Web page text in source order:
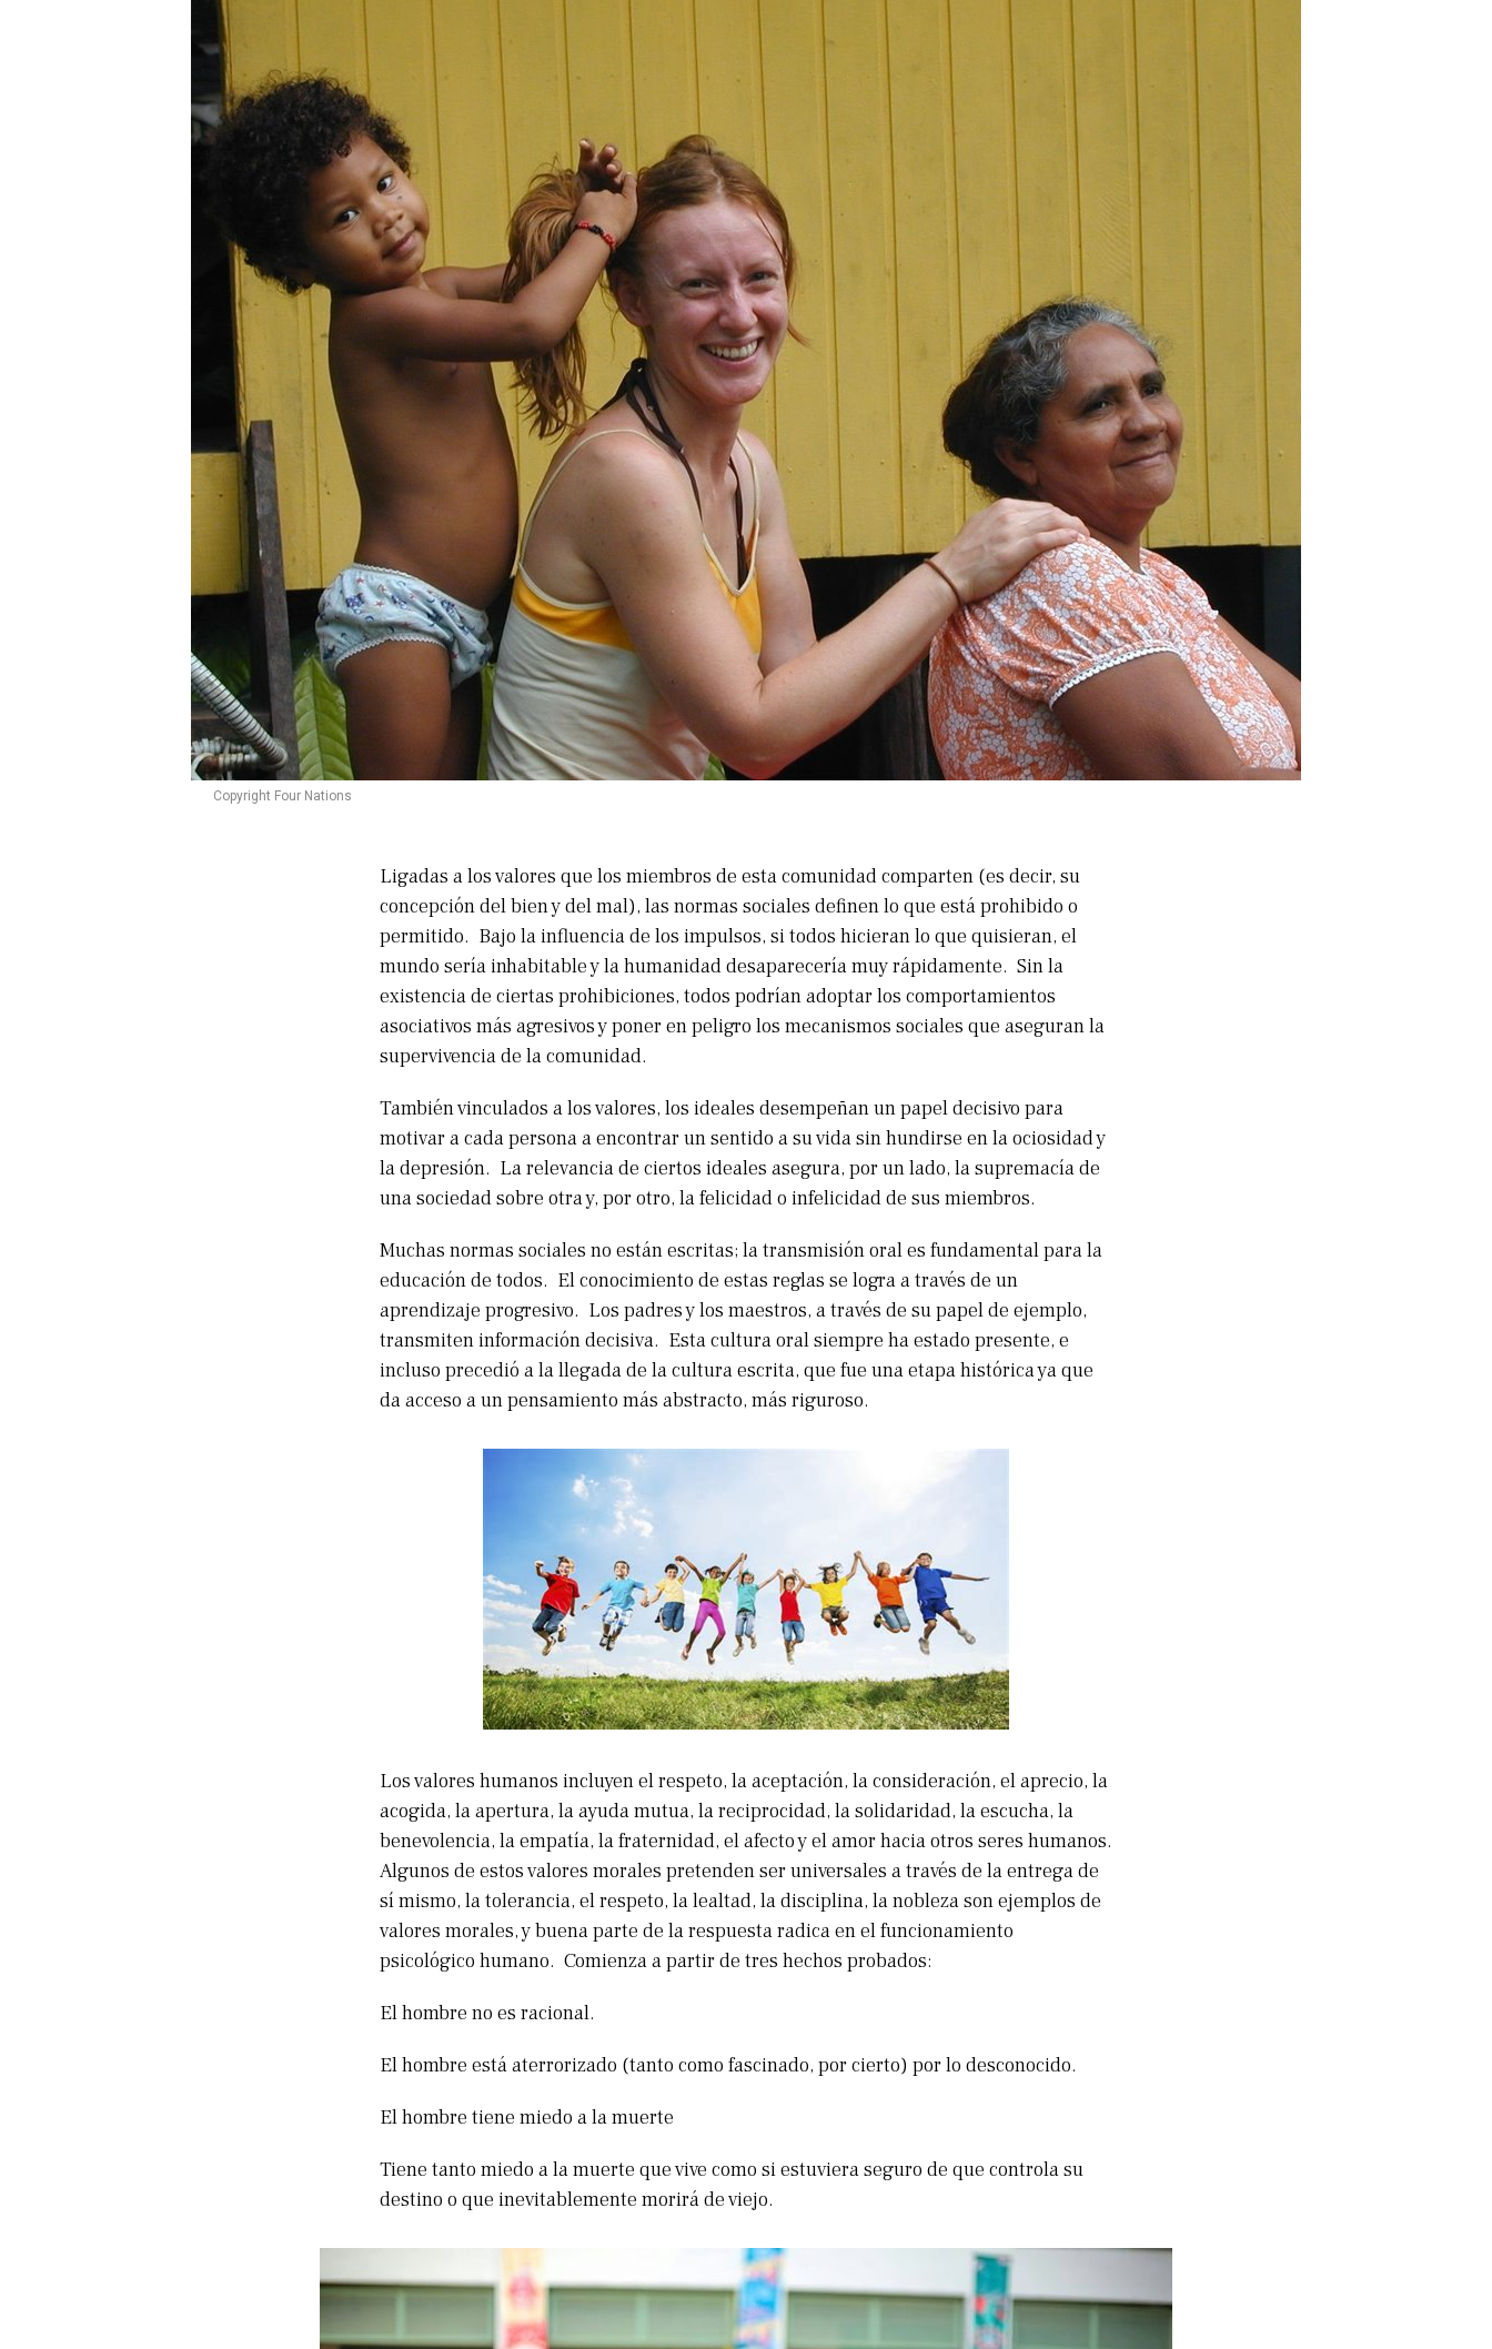
Copyright Four Nations
Ligadas a los valores que los miembros de esta comunidad comparten (es decir, su
concepción del bien y del mal), las normas sociales definen lo que está prohibido o
permitido. Bajo la influencia de los impulsos, si todos hicieran lo que quisieran, el
mundo sería inhabitable y la humanidad desaparecería muy rápidamente. Sin la
existencia de ciertas prohibiciones, todos podrían adoptar los comportamientos
asociativos más agresivos y poner en peligro los mecanismos sociales que aseguran la
supervivencia de la comunidad.
También vinculados a los valores, los ideales desempeñan un papel decisivo para
motivar a cada persona a encontrar un sentido a su vida sin hundirse en la ociosidad y
la depresión. La relevancia de ciertos ideales asegura, por un lado, la supremacía de
una sociedad sobre otra y, por otro, la felicidad o infelicidad de sus miembros.
Muchas normas sociales no están escritas; la transmisión oral es fundamental para la
educación de todos. El conocimiento de estas reglas se logra a través de un
aprendizaje progresivo. Los padres y los maestros, a través de su papel de ejemplo,
transmiten información decisiva. Esta cultura oral siempre ha estado presente, e
incluso precedió a la llegada de la cultura escrita, que fue una etapa histórica ya que
da acceso a un pensamiento más abstracto, más riguroso.
Los valores humanos incluyen el respeto, la aceptación, la consideración, el aprecio, la
acogida, la apertura, la ayuda mutua, la reciprocidad, la solidaridad, la escucha, la
benevolencia, la empatía, la fraternidad, el afecto y el amor hacia otros seres humanos.
Algunos de estos valores morales pretenden ser universales a través de la entrega de
sí mismo, la tolerancia, el respeto, la lealtad, la disciplina, la nobleza son ejemplos de
valores morales, y buena parte de la respuesta radica en el funcionamiento
psicológico humano. Comienza a partir de tres hechos probados:
El hombre no es racional.
El hombre está aterrorizado (tanto como fascinado, por cierto) por lo desconocido.
El hombre tiene miedo a la muerte
Tiene tanto miedo a la muerte que vive como si estuviera seguro de que controla su
destino o que inevitablemente morirá de viejo.